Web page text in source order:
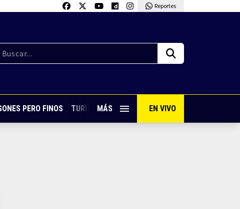
Reportes
PERO FINOS TURISMO CON SABOR VIVE PUERTO VALLARTA
MÁS EN VIVO